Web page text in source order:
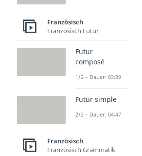
Französisch
Französisch Futur
Futur
composé
1/2 – Dauer: 03:39
Futur simple
2/2 – Dauer: 04:47
Französisch
Französisch Grammatik